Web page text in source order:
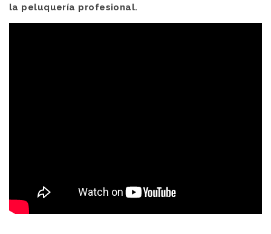
la peluquería profesional.